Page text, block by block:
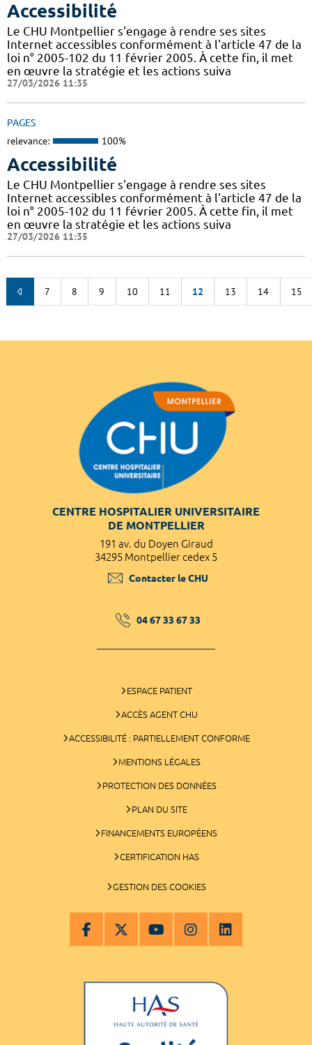
Accessibilité
Le CHU Montpellier s'engage à rendre ses sites
Internet accessibles conformément à l'article 47 de la
loi n° 2005-102 du 11 février 2005. À cette fin, il met
en œuvre la stratégie et les actions suiva
27/03/2026 11:35
PAGES
relevance: 100%
Accessibilité
Le CHU Montpellier s'engage à rendre ses sites
Internet accessibles conformément à l'article 47 de la
loi n° 2005-102 du 11 février 2005. À cette fin, il met
en œuvre la stratégie et les actions suiva
27/03/2026 11:35
7 8 9 10 11 12 13 14 15
CENTRE HOSPITALIER UNIVERSITAIRE
DE MONTPELLIER
191 av. du Doyen Giraud
34295 Montpellier cedex 5
Contacter le CHU
04 67 33 67 33
ESPACE PATIENT
ACCÈS AGENT CHU
ACCESSIBILITÉ : PARTIELLEMENT CONFORME
MENTIONS LÉGALES
PROTECTION DES DONNÉES
PLAN DU SITE
FINANCEMENTS EUROPÉENS
CERTIFICATION HAS
GESTION DES COOKIES